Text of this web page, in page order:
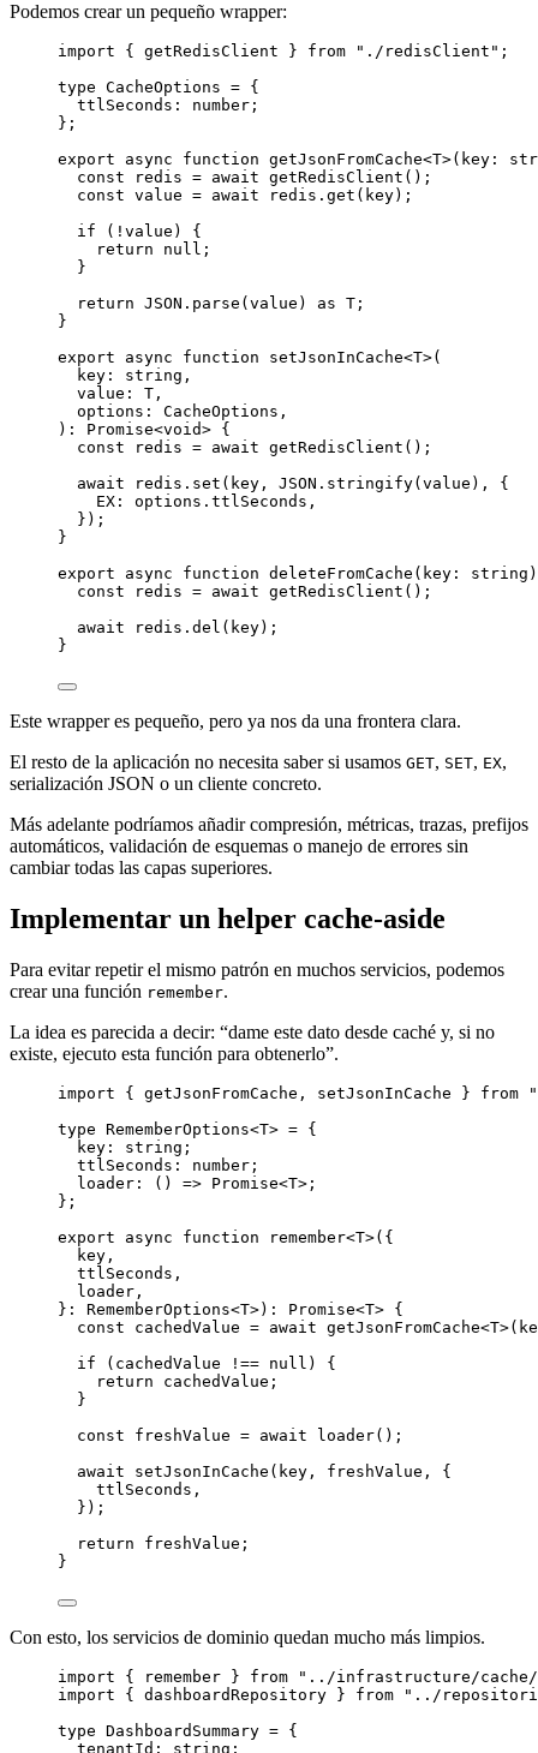
Podemos crear un pequeño wrapper:
import { getRedisClient } from "./redisClient" ;
type CacheOptions = {
ttlSeconds : number ;
};
export
async function getJsonFromCache<T>( key :
const
redis = await getRedisClient ();
const value = await redis. get (key);
if ( ! value) {
return
null ;
}
return JSON . parse (value) as T ;
}
export
async function setJsonInCache<T>(
key : string ,
value : T ,
options : CacheOptions ,
) : Promise<void> {
const
redis = await getRedisClient ();
await redis. set (key, JSON . stringify(value), {
EX: options.ttlSeconds,
});
}
export
async function deleteFromCache ( key : string )
const
redis = await getRedisClient ();
await redis. del (key);
}
Este wrapper es pequeño, pero ya nos da una frontera clara.
El resto de la aplicación no necesita saber si usamos GET, SET, EX,
serialización JSON o un cliente concreto.
Más adelante podríamos añadir compresión, métricas, trazas, prefijos
automáticos, validación de esquemas o manejo de errores sin
cambiar todas las capas superiores.
Implementar un helper cache-aside
Para evitar repetir el mismo patrón en muchos servicios, podemos
crear una función remember.
La idea es parecida a decir: “dame este dato desde caché y, si no
existe, ejecuto esta función para obtenerlo”.
import { getJsonFromCache, setJsonInCache } from
type RememberOptions<T> = {
key : string ;
ttlSeconds : number ;
loader : () => Promise<T>;
};
export
async function remember<T>({
key ,
ttlSeconds ,
loader ,
} : RememberOptions<T>) : Promise<T> {
const
cachedValue = await getJsonFromCache<T
if (cachedValue !== null ) {
return cachedValue;
}
const
freshValue = await loader();
await
setJsonInCache (key, freshValue, {
ttlSeconds,
});
return freshValue;
}
Con esto, los servicios de dominio quedan mucho más limpios.
import { remember } from
"../infrastructure/cache/
import { dashboardRepository } from
"../
type DashboardSummary = {
tenantId : string ;